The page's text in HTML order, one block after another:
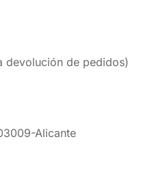
devolución de pedidos)
Alicante